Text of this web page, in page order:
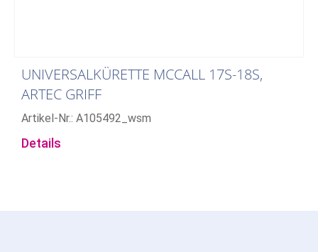
UNIVERSALKÜRETTE MCCALL 17S-18S,
ARTEC GRIFF
Artikel-Nr.: A105492_wsm
Details